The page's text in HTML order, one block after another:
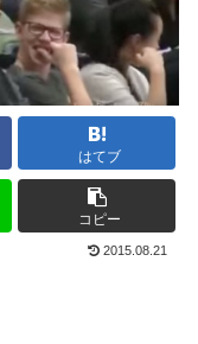
はてブ
コピー
2015.08.21